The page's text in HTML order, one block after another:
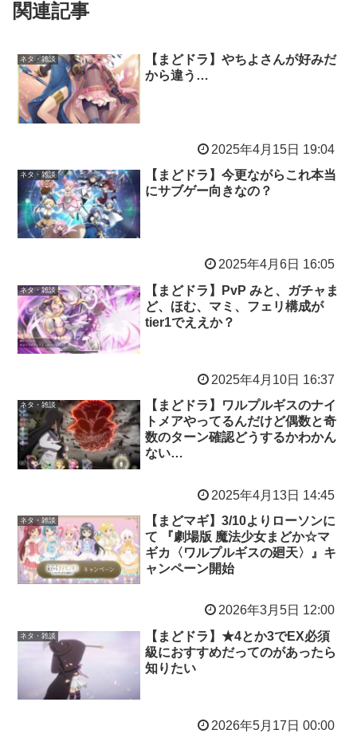
関連記事
ネタ・雑談
【まどドラ】やちよさんが好みだ
から違う…
2025年4月15日 19:04
ネタ・雑談
【まどドラ】今更ながらこれ本当
にサブゲー向きなの？
2025年4月6日 16:05
ネタ・雑談
【まどドラ】PvP みと、ガチャま
ど、ほむ、マミ、フェリ構成が
tier1でええか？
2025年4月10日 16:37
ネタ・雑談
【まどドラ】ワルプルギスのナイ
トメアやってるんだけど偶数と奇
数のターン確認どうするかわかん
ない…
2025年4月13日 14:45
ネタ・雑談
【まどマギ】3/10よりローソンに
て 『劇場版 魔法少女まどか☆マ
ギカ〈ワルプルギスの廻天〉』キ
ャンペーン開始
2026年3月5日 12:00
ネタ・雑談
【まどドラ】★4とか3でEX必須
級におすすめだってのがあったら
知りたい
2026年5月17日 00:00